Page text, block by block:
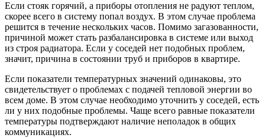
Если стояк горячий, а приборы отопления не радуют теплом,
скорее всего в систему попал воздух. В этом случае проблема
решится в течение нескольких часов. Помимо загазованности,
причиной может стать разбалансировка в системе или выход
из строя радиатора. Если у соседей нет подобных проблем,
значит, причина в состоянии труб и приборов в квартире.
Если показатели температурных значений одинаковы, это
свидетельствует о проблемах с подачей тепловой энергии во
всем доме. В этом случае необходимо уточнить у соседей, есть
ли у них подобные проблемы. Чаще всего равные показатели
температуры подтверждают наличие неполадок в общих
коммуникациях.